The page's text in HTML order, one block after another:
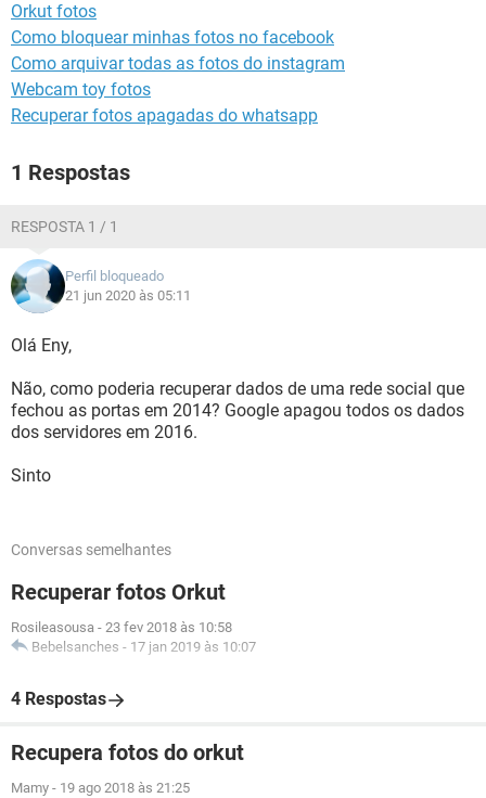
Orkut fotos
Como bloquear minhas fotos no facebook
Como arquivar todas as fotos do instagram
Webcam toy fotos
Recuperar fotos apagadas do whatsapp
1 Respostas
RESPOSTA 1 / 1
Perfil bloqueado
21 jun 2020 às 05:11
Olá Eny,
Não, como poderia recuperar dados de uma rede social que
fechou as portas em 2014? Google apagou todos os dados
dos servidores em 2016.
Sinto
Conversas semelhantes
Recuperar fotos Orkut
Rosileasousa - 23 fev 2018 às 10:58
Bebelsanches - 17 jan 2019 às 10:07
4 Respostas
Recupera fotos do orkut
Mamy - 19 ago 2018 às 21:25